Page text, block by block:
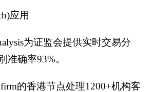
应用
为证监会提供实时交易分
准确率93%。
的香港节点处理1200+机构客